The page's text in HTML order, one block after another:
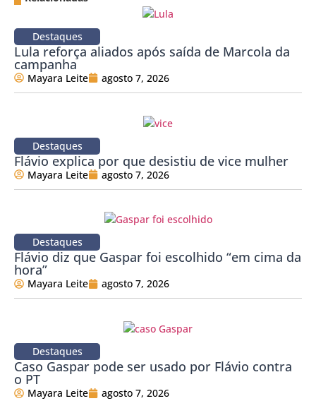
Destaques
Lula reforça aliados após saída de Marcola da
campanha
Mayara Leite agosto 7, 2026
Destaques
Flávio explica por que desistiu de vice mulher
Mayara Leite agosto 7, 2026
Destaques
Flávio diz que Gaspar foi escolhido “em cima da
hora”
Mayara Leite agosto 7, 2026
Destaques
Caso Gaspar pode ser usado por Flávio contra
o PT
Mayara Leite agosto 7, 2026